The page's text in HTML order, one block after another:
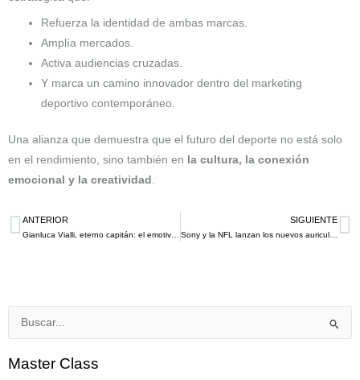
Refuerza la identidad de ambas marcas.
Amplía mercados.
Activa audiencias cruzadas.
Y marca un camino innovador dentro del marketing
deportivo contemporáneo.
Una alianza que demuestra que el futuro del deporte no está solo
en el rendimiento, sino también en la cultura, la conexión
emocional y la creatividad .
Ant
ANTERIOR SIGUIENTE
Sony y la NFL lanzan los nuevos auriculares para entrenadores que debutarán en las gradas para la temporada 2025
Buscar
Master Class